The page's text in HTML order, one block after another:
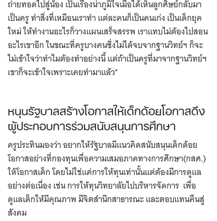
ถ่ายทอดไปสู่น้อง เป็นเรื่องน่าภูมิใจเมื่อได้เห็นลูกศิษย์กลับมา
เป็นครู ทำสิ่งที่เหมือนเราทำ แต่ละคนก็เป็นคนเก่ง เป็นเด็กยุค
ใหม่ ให้ทำงานอะไรก็วางแผนเสร็จสรรพ เราแทบไม่ต้องไปสอน
อะไรเขาอีก ในขณะที่ครูบางคนซึ่งไม่ได้จบจากฐานวิทย์ฯ ก็จะ
ไม่เข้าใจว่าทำไมต้องทำอย่างนี้ แต่ถ้าเป็นครูที่มาจากฐานวิทย์ฯ
เขาก็จะเข้าใจเพราะเคยทำมาแล้ว”
หนุนรัฐบาลสร้างโอกาสให้เด็กด้อยโอกาสดึง
ผู้ประกอบการร่วมสนับสนุนการศึกษา
ครูประทินมองว่า อยากให้รัฐบาลมีแนวคิดสนับสนุนเด็กด้อย
โอกาสอย่างที่กองทุนเพื่อความเสมอภาคทางการศึกษา(กสศ.)
ให้โอกาสเด็ก โดยไม่ใช่แค่การให้ทุนเท่านั้นแต่ต้องมีการดูแล
อย่างต่อเนื่อง เช่น การให้ทุนวิทยาลัยไปบริหารจัดการ เพื่อ
ดูแลเด็กให้มีคุณภาพ มีจิตสำนึกสาธารณะ และตอบแทนคืนสู่
สังคม